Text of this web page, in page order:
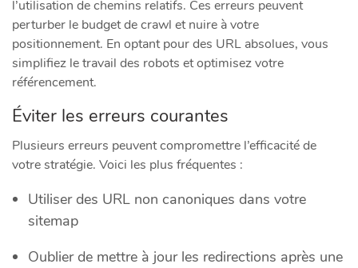
l’utilisation de chemins relatifs. Ces erreurs peuvent
perturber le budget de crawl et nuire à votre
positionnement. En optant pour des URL absolues, vous
simplifiez le travail des robots et optimisez votre
référencement.
Éviter les erreurs courantes
Plusieurs erreurs peuvent compromettre l’efficacité de
votre stratégie. Voici les plus fréquentes :
Utiliser des URL non canoniques dans votre
sitemap
Oublier de mettre à jour les redirections après une